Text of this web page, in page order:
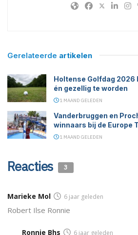
Gerelateerde artikelen
Holtense Golfdag
én gezellig te worden
1 MAAND GELEDEN
Vanderbruggen en
winnaars bij de Europe
1 MAAND GELEDEN
Reacties 3
Marieke Mol 6 jaar geleden
Robert Ilse Ronnie
Ronnie Bhs 6 jaar geleden